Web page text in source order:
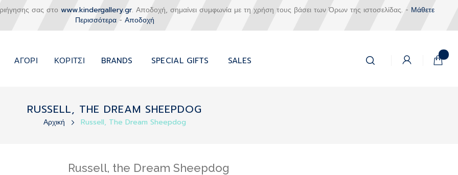
σας στο www.kindergallery.gr. Αποδοχή, σημαίνει συμφωνία με τη χρήση τους βάσει των Όρων της ιστοσελίδας. - Μάθετε
Περισσότερα- Αποδοχή
ΑΓΌΡΙ ΚΟΡΊΤΣΙ BRANDS SPECIAL GIFTS SALES
Το
Αναζήτηση
RUSSELL, THE DREAM SHEEPDOG
Αρχική Russell, The Dream Sheepdog
Russell, the Dream Sheepdog